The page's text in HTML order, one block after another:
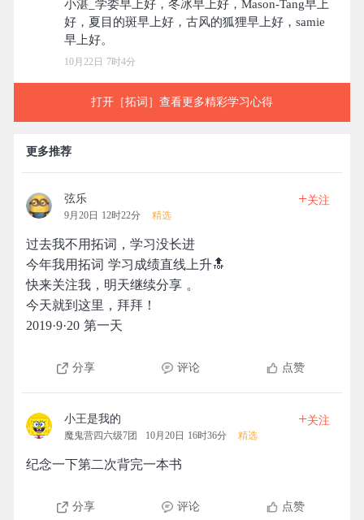
小湛_学委早上好，冬冰早上好，Mason-Tang早上
好，夏目的斑早上好，古风的狐狸早上好，samie
10月22日 7时4分
打开［拓词］查看更多精彩学习心得
更多推荐
弦乐
9月20日 12时22分 精选
+关注
过去我不用拓词，学习没长进
今年我用拓词 学习成绩直线上升🔝
快来关注我，明天继续分享 。
今天就到这里，拜拜！
2019·9·20 第一天
分享 评论 点赞
小王是我的
魔鬼营四六级7团 10月20日 16时36分 精选
+关注
纪念一下第二次背完一本书
分享 评论 点赞